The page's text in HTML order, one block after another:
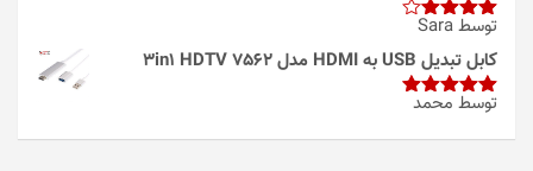
امتیاز4
از 5
توسط Sara
کابل تبدیل USB به HDMI مدل 3in1 HDTV 7562
امتیاز5از
توسط محمد